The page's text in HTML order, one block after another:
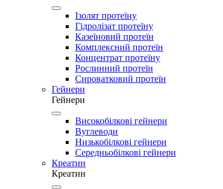
Ізолят протеїну
Гідролізат протеїну
Казеїновий протеїн
Комплексний протеїн
Концентрат протеїну
Рослинний протеїн
Сироватковий протеїн
Гейнери
Гейнери
Високобілкові гейнери
Вуглеводи
Низькобілкові гейнери
Середньобілкові гейнери
Креатин
Креатин